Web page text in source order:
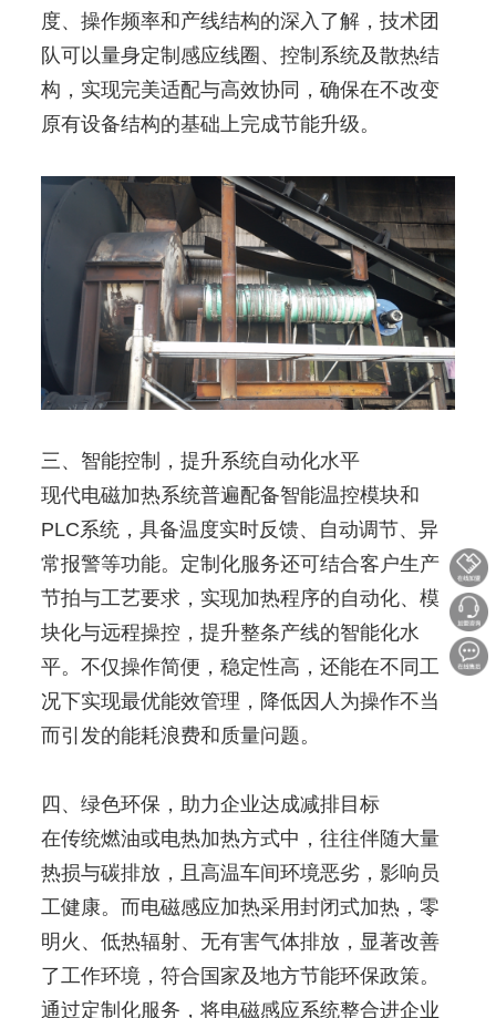
度、操作频率和产线结构的深入了解，技术团
队可以量身定制感应线圈、控制系统及散热结
构，实现完美适配与高效协同，确保在不改变
原有设备结构的基础上完成节能升级。
三、智能控制，提升系统自动化水平
现代电磁加热系统普遍配备智能温控模块和
PLC系统，具备温度实时反馈、自动调节、异
常报警等功能。定制化服务还可结合客户生产
节拍与工艺要求，实现加热程序的自动化、模
块化与远程操控，提升整条产线的智能化水
平。不仅操作简便，稳定性高，还能在不同工
况下实现最优能效管理，降低因人为操作不当
而引发的能耗浪费和质量问题。
四、绿色环保，助力企业达成减排目标
在传统燃油或电热加热方式中，往往伴随大量
热损与碳排放，且高温车间环境恶劣，影响员
工健康。而电磁感应加热采用封闭式加热，零
明火、低热辐射、无有害气体排放，显著改善
了工作环境，符合国家及地方节能环保政策。
通过定制化服务，将电磁感应系统整合进企业